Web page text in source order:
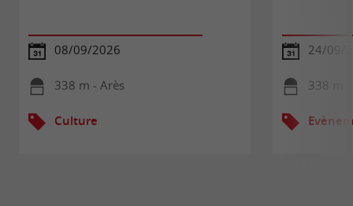
08/09/2026
338 m - Arès
Culture
24/09/
338 m -